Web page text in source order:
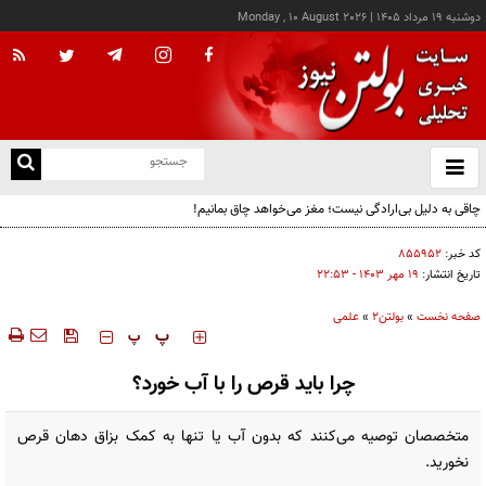
دوشنبه ۱۹ مرداد ۱۴۰۵ |
Monday , 10 August 2026
باز
و
چاقی به دلیل بی‌ارادگی نیست؛ مغز می‌خواهد چاق بمانیم!
کد خبر: ۸۵۵۹۵۲
تاریخ انتشار: ۱۹ مهر ۱۴۰۳ - ۲۲:۵۳
صفحه نخست »بولتن2 »علمی
‍‍‍ پ پ
چرا باید قرص را با آب خورد؟
متخصصان توصیه می‌کنند که بدون آب یا تنها به کمک بزاق دهان قرص‌
نخورید.